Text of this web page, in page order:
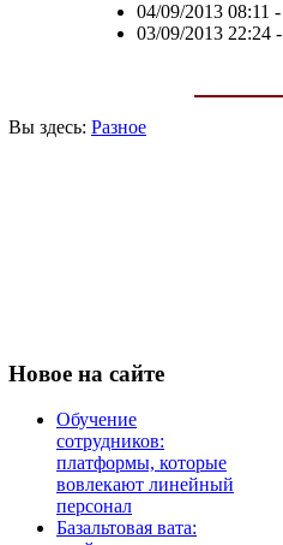
04/09/2013 08:11 -
03/09/2013 22:24-
Вы здесь: Разное
Новое на сайте
Обучение
сотрудников:
платформы, которые
вовлекают линейный
персонал
Базальтовая вата: